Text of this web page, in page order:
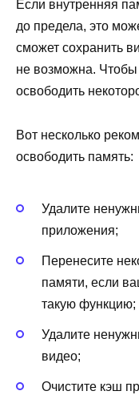
Если внутренняя
до предела, это
сможет сохранить
не возможна.
освободить
Вот несколько
освободить память:
Удалите
приложения;
Перенесите
памяти, если
такую функцию;
Удалите
видео;
Очистите кэш